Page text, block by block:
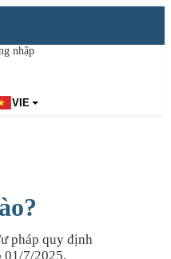
nhập
VIE
pháp quy định
01/7/2025.